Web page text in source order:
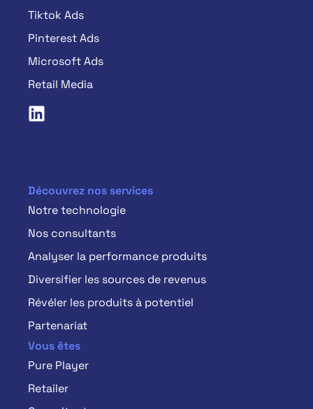
Tiktok Ads
Pinterest Ads
Microsoft Ads
Retail Media
Découvrez nos services
Notre technologie
Nos consultants
Analyser la performance produits
Diversifier les sources de revenus
Révéler les produits à potentiel
Partenariat
Vous êtes
Pure Player
Retailer